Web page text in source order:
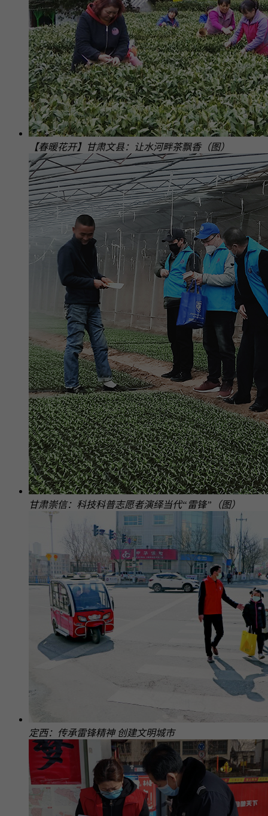
【春暖花开】甘肃文县：让水河畔茶飘香（图）
甘肃崇信：科技科普志愿者演绎当代“雷锋”（图）
定西：传承雷锋精神 创建文明城市